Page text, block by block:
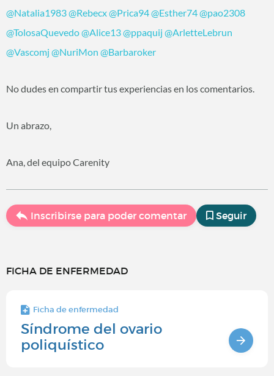
@Natalia1983@Rebecx@Prica94@Esther74@pao2308
@TolosaQuevedo@Alice13@ppaquij @ArletteLebrun
@Vascomj @NuriMon @Barbaroker
No dudes en compartir tus experiencias en los comentarios.
Un abrazo,
Ana, del equipo Carenity
Inscribirse para poder comentar Seguir
FICHA DE ENFERMEDAD
Ficha de enfermedad
Síndrome del ovario
poliquístico